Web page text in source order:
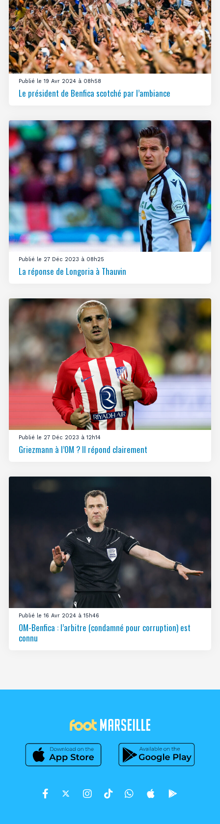
Publié le 19 Avr 2024 à 08h58
Le président de Benfica scotché par l’ambiance
Publié le 27 Déc 2023 à 08h25
La réponse de Longoria à Thauvin
Publié le 27 Déc 2023 à 12h14
Griezmann à l’OM ? Il répond clairement
Publié le 16 Avr 2024 à 15h46
OM-Benfica : l’arbitre (condamné pour corruption) est
connu